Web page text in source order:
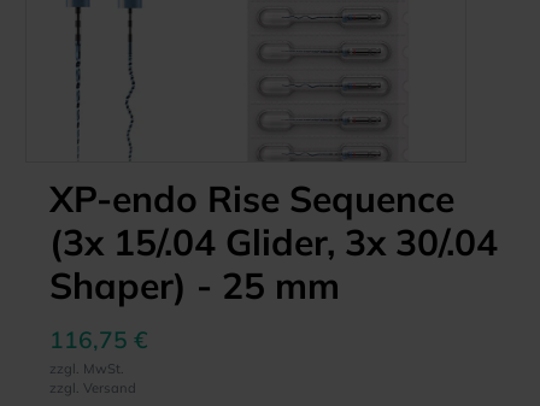
XP-endo Rise Sequence
(3x 15/.04 Glider, 3x 30/.04
Shaper) - 25 mm
116,75 €
zzgl. MwSt.
zzgl. Versand